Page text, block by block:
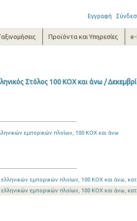
Εγγραφή
Προϊόντα και Υπηρεσίες
Στόλος 100 ΚΟΧ και άνω /
εμπορικών πλοίων, 100 ΚΟΧ και άνω
εμπορικών πλοίων, 100 ΚΟΧ και άνω,
εμπορικών πλοίων, 100 ΚΟΧ και άνω,